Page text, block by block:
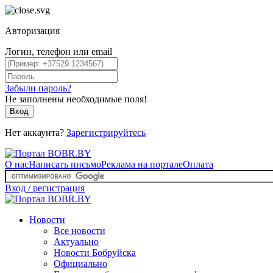
Авторизация
Логин, телефон или email
Забыли пароль?
Не заполнены необходимые поля!
Вход
Нет аккаунта? Зарегистрируйтесь
О насНаписать письмоРеклама на порталеОплата
Вход / регистрация
Новости
Все новости
Актуально
Новости Бобруйска
Официально